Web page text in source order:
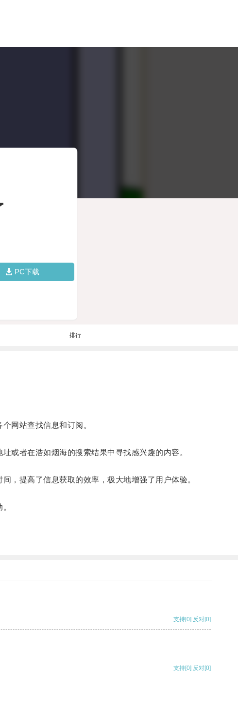
PC下载
排行
网站查找信息和订阅。
者在浩如烟海的搜索结果中寻找感兴趣的内容。
提高了信息获取的效率，极大地增强了用户体验。
支持[0] 反对[0]
支持[0] 反对[0]